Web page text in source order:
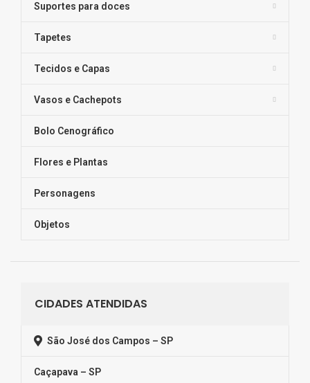
Suportes para doces
Tapetes
Tecidos e Capas
Vasos e Cachepots
Bolo Cenográfico
Flores e Plantas
Personagens
Objetos
CIDADES ATENDIDAS
São José dos Campos – SP
Caçapava – SP